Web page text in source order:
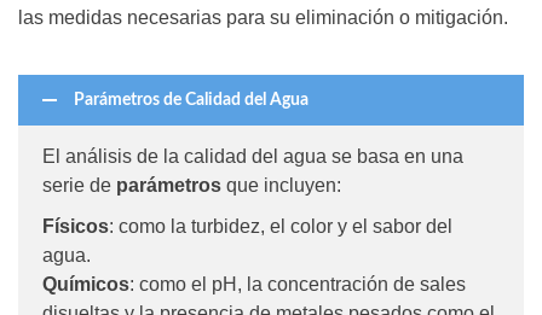
las medidas necesarias para su eliminación o mitigación.
Parámetros de Calidad del Agua
El análisis de la calidad del agua se basa en una
serie de parámetros que incluyen:
Físicos: como la turbidez, el color y el sabor del
agua.
Químicos: como el pH, la concentración de sales